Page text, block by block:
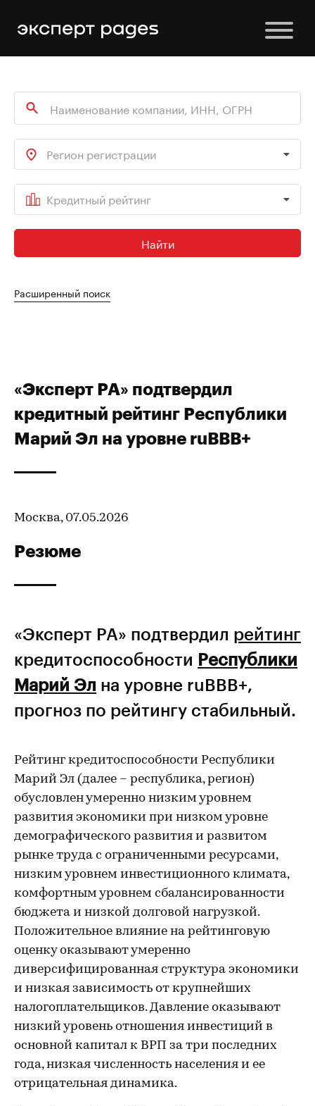
Регион регистрации
Кредитный рейтинг
Найти
Расширенный поиск
«Эксперт РА» подтвердил
кредитный рейтинг Республики
Марий Эл на уровне ruBBB+
Москва, 07.05.2026
Резюме
«Эксперт РА» подтвердил рейтинг
кредитоспособности Республики
Марий Эл на уровне ruBBB+,
прогноз по рейтингу стабильный.
Рейтинг кредитоспособности Республики
Марий Эл (далее – республика, регион)
обусловлен умеренно низким уровнем
развития экономики при низком уровне
демографического развития и развитом
рынке труда c ограниченными ресурсами,
низким уровнем инвестиционного климата,
комфортным уровнем сбалансированности
бюджета и низкой долговой нагрузкой.
Положительное влияние на рейтинговую
оценку оказывают умеренно
диверсифицированная структура экономики
и низкая зависимость от крупнейших
налогоплательщиков. Давление оказывают
низкий уровень отношения инвестиций в
основной капитал к ВРП за три последних
года, низкая численность населения и ее
отрицательная динамика.